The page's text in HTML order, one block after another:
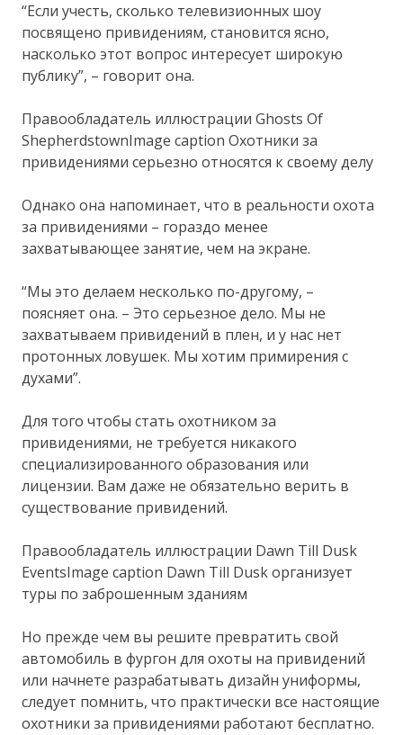
“Если учесть, сколько телевизионных шоу
посвящено привидениям, становится ясно,
насколько этот вопрос интересует широкую
публику”, – говорит она.
Правообладатель иллюстрации Ghosts Of
ShepherdstownImage caption Охотники за
привидениями серьезно относятся к своему делу
Однако она напоминает, что в реальности охота
за привидениями – гораздо менее
захватывающее занятие, чем на экране.
“Мы это делаем несколько по-другому, –
поясняет она. – Это серьезное дело. Мы не
захватываем привидений в плен, и у нас нет
протонных ловушек. Мы хотим примирения с
духами”.
Для того чтобы стать охотником за
привидениями, не требуется никакого
специализированного образования или
лицензии. Вам даже не обязательно верить в
существование привидений.
Правообладатель иллюстрации Dawn Till Dusk
EventsImage caption Dawn Till Dusk организует
туры по заброшенным зданиям
Но прежде чем вы решите превратить свой
автомобиль в фургон для охоты на привидений
или начнете разрабатывать дизайн униформы,
следует помнить, что практически все настоящие
охотники за привидениями работают бесплатно.